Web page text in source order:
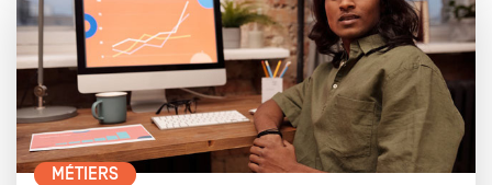
MÉTIERS